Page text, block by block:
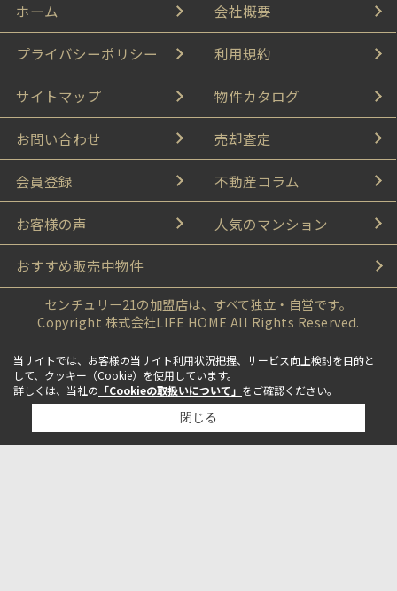
ホーム 会社概要
プライバシーポリシー 利用規約
サイトマップ 物件カタログ
お問い合わせ 売却査定
会員登録 不動産コラム
お客様の声 人気のマンション
おすすめ販売中物件
センチュリー21の加盟店は、すべて独立・自営です。
Copyright 株式会社LIFE HOME All Rights Reserved.
当サイトでは、お客様の当サイト利用状況把握、サービス向上検討を目的と
して、クッキー（Cookie）を使用しています。
詳しくは、当社の 「Cookieの取扱いについて」 をご確認ください。
閉じる